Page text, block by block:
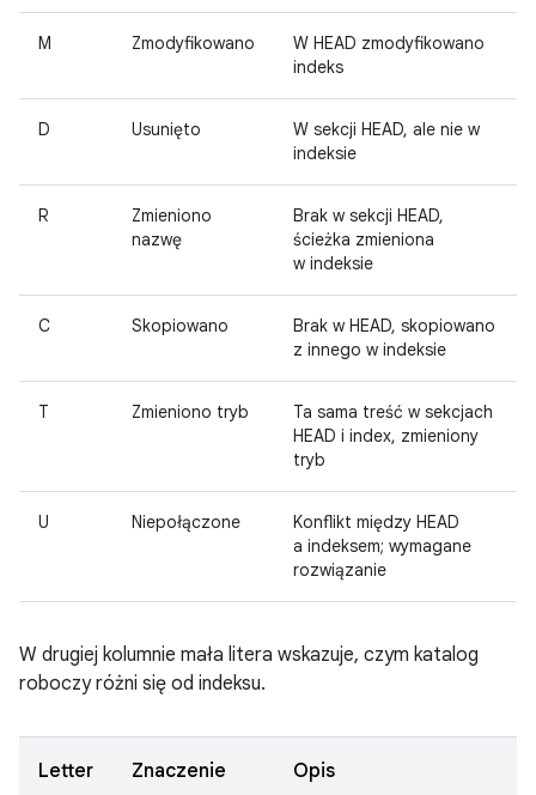
M Zmodyfikowano
W HEAD zmodyfikowano
indeks
D Usunięto
W sekcji HEAD, ale nie w
indeksie
R
Zmieniono
nazwę
Brak w sekcji HEAD,
ścieżka zmieniona
w indeksie
C Skopiowano
Brak w HEAD, skopiowano
z innego w indeksie
T Zmieniono tryb
Ta sama treść w sekcjach
HEAD i index, zmieniony
tryb
U Niepołączone
Konflikt między HEAD
a indeksem; wymagane
rozwiązanie
W drugiej kolumnie mała litera wskazuje, czym katalog
roboczy różni się od indeksu.
Letter Znaczenie Opis